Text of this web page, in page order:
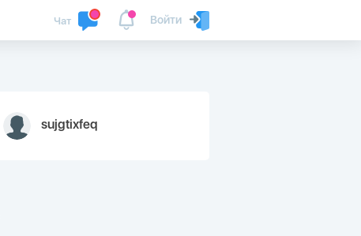
Войти
Чат
sujgtixfeq